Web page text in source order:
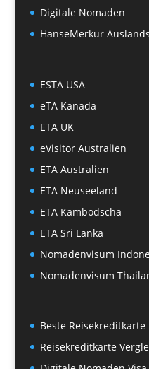
Digitale Nomaden
HanseMerkur
ESTA USA
eTA Kanada
ETA UK
eVisitor Australien
ETA Australien
ETA Neuseeland
ETA Kambodscha
ETA Sri Lanka
Nomadenvisum
Nomadenvisum
Beste Reisekreditkarte
Reisekreditkarte